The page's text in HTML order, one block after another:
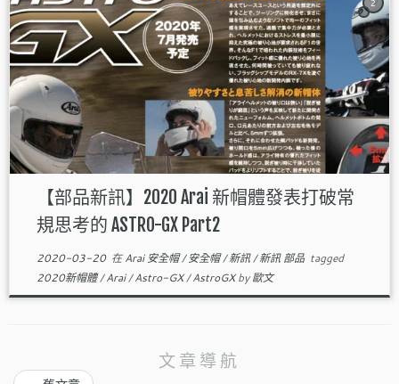
【部品新訊】2020 Arai 新帽體發表打破常
規思考的 ASTRO-GX Part2
2020-03-20在Arai 安全帽/安全帽/新訊/新訊 部品 tagged
2020新帽體/Arai/Astro-GX/AstroGXby歐文
文章導航